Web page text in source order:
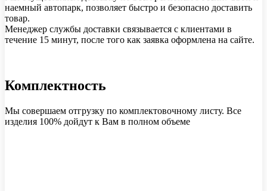
наемный автопарк, позволяет быстро и безопасно доставить
товар.
Менеджер службы доставки связывается с клиентами в
течение 15 минут, после того как заявка оформлена на сайте.
Комплектность
Мы совершаем отгрузку по комплектовочному листу. Все
изделия 100% дойдут к Вам в полном объеме